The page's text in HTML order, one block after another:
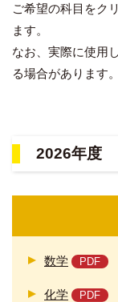
ご希望の科目をク
ます。
なお、実際に使用
る場合があります。
2026年度
数学
化学